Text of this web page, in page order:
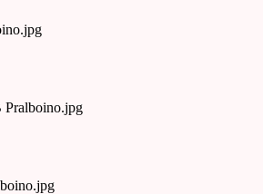
Pralboino.jpg